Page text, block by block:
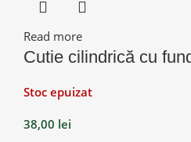
Read more
Cutie cilindrică cu
Stoc epuizat
38,00 lei